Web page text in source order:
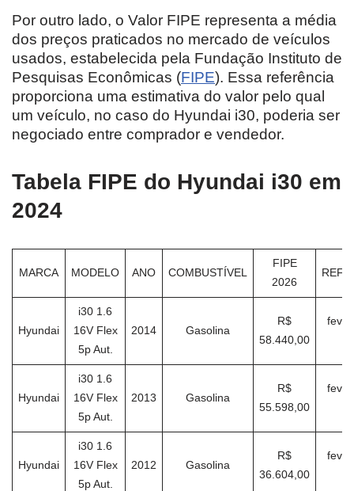
Por outro lado, o Valor FIPE representa a média
dos preços praticados no mercado de veículos
usados, estabelecida pela Fundação Instituto de
Pesquisas Econômicas (FIPE). Essa referência
proporciona uma estimativa do valor pelo qual
um veículo, no caso do Hyundai i30, poderia ser
negociado entre comprador e vendedor.
Tabela FIPE do Hyundai i30 em
2024
MARCA MODELO ANO COMBUSTÍVEL
FIPE
2026
Hyundai
i30 1.6
16V Flex
5p Aut.
2014 Gasolina
R$
58.440,00
Hyundai
i30 1.6
16V Flex
5p Aut.
2013 Gasolina
R$
55.598,00
Hyundai
i30 1.6
16V Flex
5p Aut.
2012 Gasolina
R$
36.604,00